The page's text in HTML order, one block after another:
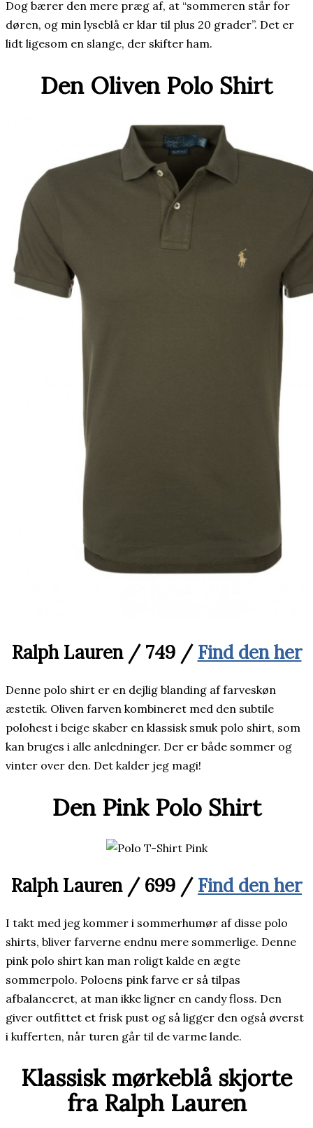
Dog bærer den mere præg af, at “sommeren står for
døren, og min lyseblå er klar til plus 20 grader”. Det er
lidt ligesom en slange, der skifter ham.
Den Oliven Polo Shirt
Ralph Lauren / 749 / Find den her
Denne polo shirt er en dejlig blanding af farveskøn
æstetik. Oliven farven kombineret med den subtile
polohest i beige skaber en klassisk smuk polo shirt, som
kan bruges i alle anledninger. Der er både sommer og
vinter over den. Det kalder jeg magi!
Den Pink Polo Shirt
Ralph Lauren / 699 / Find den her
I takt med jeg kommer i sommerhumør af disse polo
shirts, bliver farverne endnu mere sommerlige. Denne
pink polo shirt kan man roligt kalde en ægte
sommerpolo. Poloens pink farve er så tilpas
afbalanceret, at man ikke ligner en candy floss. Den
giver outfittet et frisk pust og så ligger den også øverst
i kufferten, når turen går til de varme lande.
Klassisk mørkeblå skjorte
fra Ralph Lauren